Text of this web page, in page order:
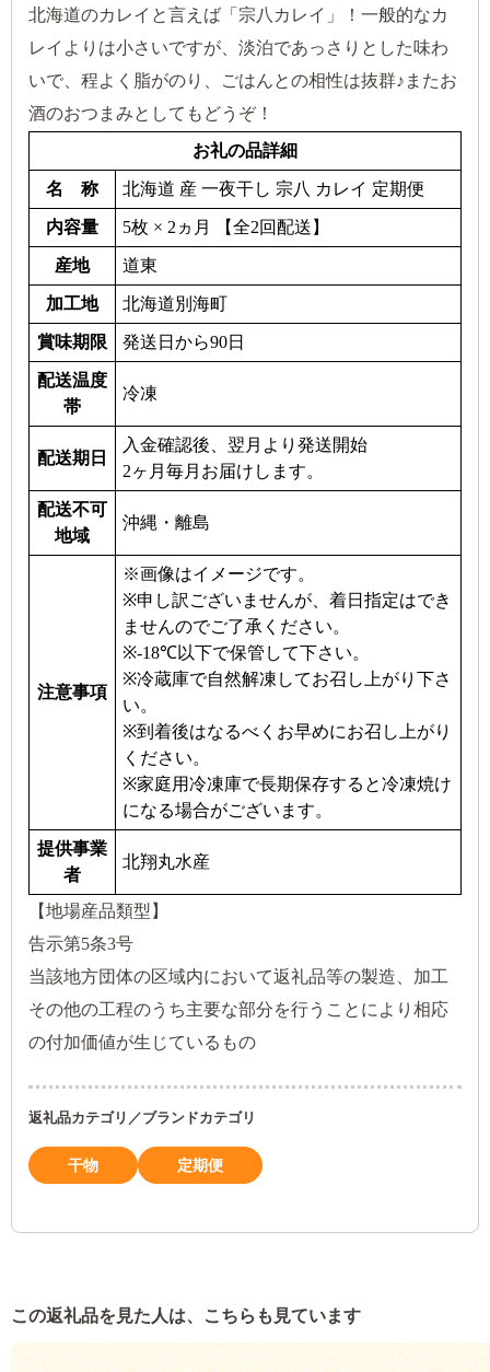
北海道のカレイと言えば「宗八カレイ」！一般的なカ
レイよりは小さいですが、淡泊であっさりとした味わ
いで、程よく脂がのり、ごはんとの相性は抜群♪またお
酒のおつまみとしてもどうぞ！
お礼の品詳細
名 称 北海道 産 一夜干し 宗八 カレイ 定期便
内容量 5枚 × 2ヵ月 【全2回配送】
産地 道東
加工地 北海道別海町
賞味期限 発送日から90日
配送温度
帯
冷凍
配送期日
入金確認後、翌月より発送開始
2ヶ月毎月お届けします。
配送不可
地域
沖縄・離島
注意事項
※画像はイメージです。
※申し訳ございませんが、着日指定はでき
ませんのでご了承ください。
※-18℃以下で保管して下さい。
※冷蔵庫で自然解凍してお召し上がり下さ
い。
※到着後はなるべくお早めにお召し上がり
ください。
※家庭用冷凍庫で長期保存すると冷凍焼け
になる場合がございます。
提供事業
者
北翔丸水産
【地場産品類型】
告示第5条3号
当該地方団体の区域内において返礼品等の製造、加工
その他の工程のうち主要な部分を行うことにより相応
の付加価値が生じているもの
返礼品カテゴリ／ブランドカテゴリ
干物 定期便
この返礼品を見た人は、こちらも見ています